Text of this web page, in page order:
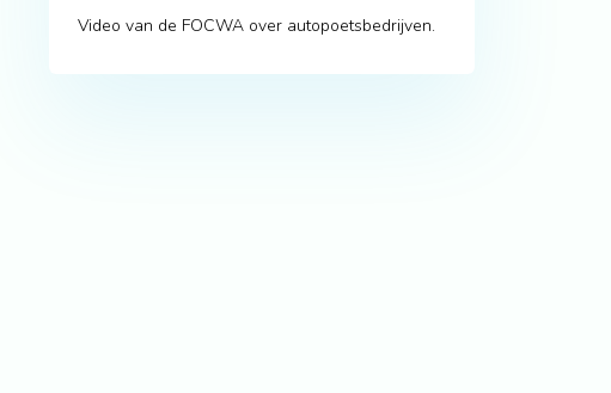
Video van de FOCWA over autopoetsbedrijven.